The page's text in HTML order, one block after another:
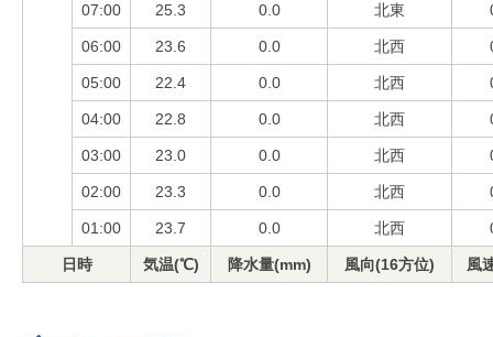
07:00 25.3 0.0 北東
06:00 23.6 0.0 北西
05:00 22.4 0.0 北西
04:00 22.8 0.0 北西
03:00 23.0 0.0 北西
02:00 23.3 0.0 北西
01:00 23.7 0.0 北西
日時 気温(℃) 降水量(mm) 風向(16方位) 風